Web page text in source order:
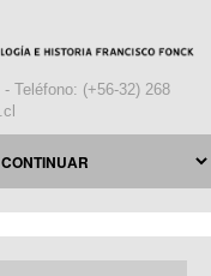
Teléfono: (+56-32) 268